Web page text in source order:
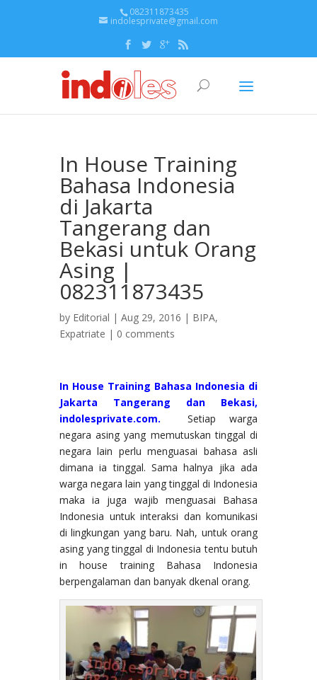
082311873435
indolesprivate@gmail.com
In House Training
Bahasa Indonesia
di Jakarta
Tangerang dan
Bekasi untuk Orang
Asing |
082311873435
by Editorial | Aug 29, 2016 | BIPA,
Expatriate | 0 comments
In House Training Bahasa Indonesia di
Jakarta Tangerang dan Bekasi,
indolesprivate.com.
Setiap warga
negara asing yang memutuskan tinggal di
negara lain perlu menguasai bahasa asli
dimana ia tinggal. Sama halnya jika ada
warga negara lain yang tinggal di Indonesia
maka ia juga wajib menguasai Bahasa
Indonesia untuk interaksi dan komunikasi
di lingkungan yang baru. Nah, untuk orang
asing yang tinggal di Indonesia tentu butuh
in house training Bahasa Indonesia
berpengalaman dan banyak dkenal orang.